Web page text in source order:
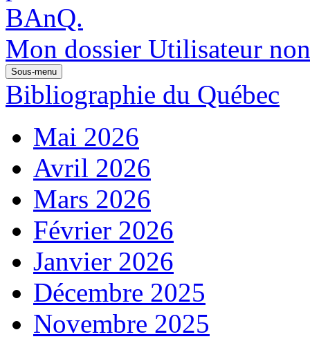
Mon dossier Utilisateur
Sous-menu
Bibliographie du Québec
Mai 2026
Avril 2026
Mars 2026
Février 2026
Janvier 2026
Décembre 2025
Novembre 2025